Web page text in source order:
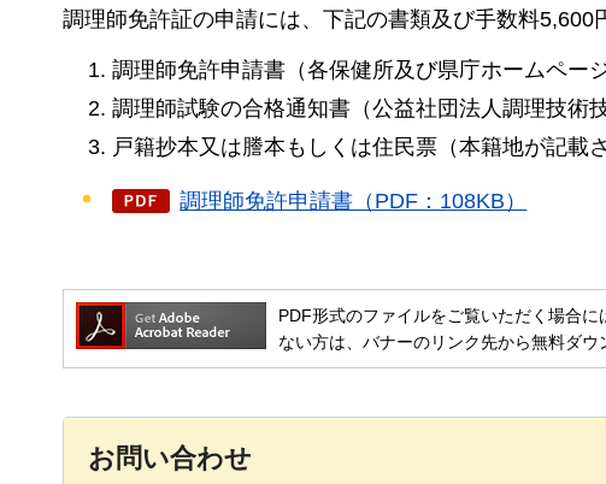
調理師免許証の申請には、下記の書類及び手数料5,600
調理師免許申請書（各保健所及び県庁ホームペー
調理師試験の合格通知書（公益社団法人調理技術
戸籍抄本又は謄本もしくは住民票（本籍地が記載
調理師免許申請書（PDF：108KB）
PDF形式のファイルをご覧いただく場合
ない方は、バナーのリンク先から無料ダウ
お問い合わせ